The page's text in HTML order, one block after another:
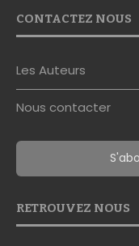
CONTACTEZ NOUS
Les Auteurs
Nous contacter
RETROUVEZ NOUS